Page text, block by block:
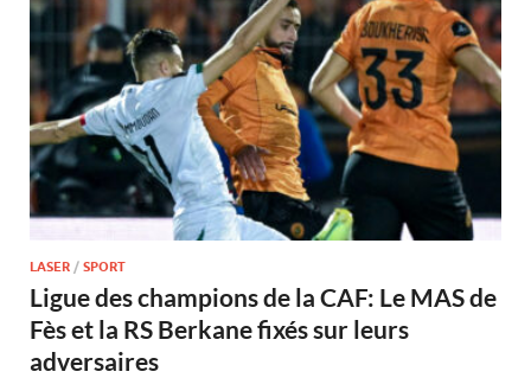
LASER / SPORT
Ligue des champions de la CAF: Le MAS de
Fès et la RS Berkane fixés sur leurs
adversaires